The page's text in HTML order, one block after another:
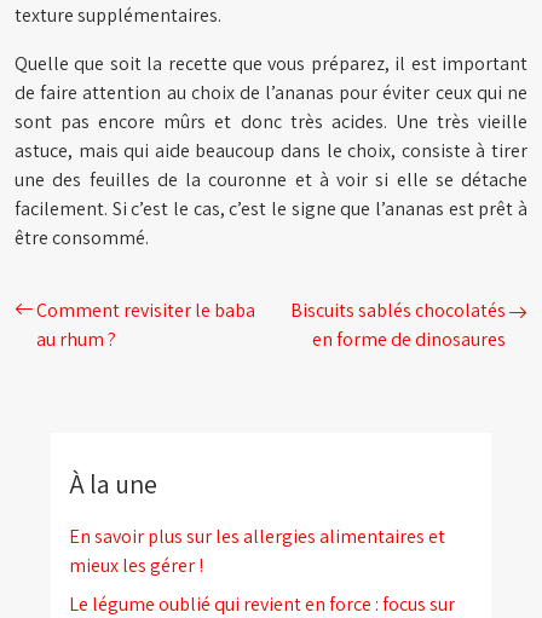
texture supplémentaires.
Quelle que soit la recette que vous préparez, il est important
de faire attention au choix de l’ananas pour éviter ceux qui ne
sont pas encore mûrs et donc très acides. Une très vieille
astuce, mais qui aide beaucoup dans le choix, consiste à tirer
une des feuilles de la couronne et à voir si elle se détache
facilement. Si c’est le cas, c’est le signe que l’ananas est prêt à
être consommé.
Comment revisiter le baba
au rhum ?
Biscuits sablés chocolatés
en forme de dinosaures
À la une
En savoir plus sur les allergies alimentaires et
mieux les gérer !
Le légume oublié qui revient en force : focus sur